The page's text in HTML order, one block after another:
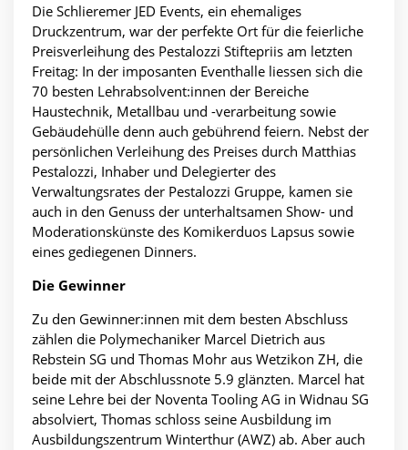
Die Schlieremer JED Events, ein ehemaliges
Druckzentrum, war der perfekte Ort für die feierliche
Preisverleihung des Pestalozzi Stiftepriis am letzten
Freitag: In der imposanten Eventhalle liessen sich die
70 besten Lehrabsolvent:innen der Bereiche
Haustechnik, Metallbau und -verarbeitung sowie
Gebäudehülle denn auch gebührend feiern. Nebst der
persönlichen Verleihung des Preises durch Matthias
Pestalozzi, Inhaber und Delegierter des
Verwaltungsrates der Pestalozzi Gruppe, kamen sie
auch in den Genuss der unterhaltsamen Show- und
Moderationskünste des Komikerduos Lapsus sowie
eines gediegenen Dinners.
Die Gewinner
Zu den Gewinner:innen mit dem besten Abschluss
zählen die Polymechaniker Marcel Dietrich aus
Rebstein SG und Thomas Mohr aus Wetzikon ZH, die
beide mit der Abschlussnote 5.9 glänzten. Marcel hat
seine Lehre bei der Noventa Tooling AG in Widnau SG
absolviert, Thomas schloss seine Ausbildung im
Ausbildungszentrum Winterthur (AWZ) ab. Aber auch